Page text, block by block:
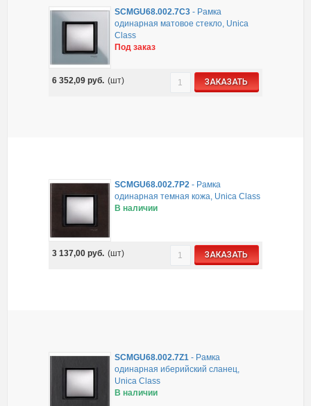
SCMGU68.002.7C3 - Рамка
одинарная матовое стекло, Unica
Class
Под заказ
6 352,09руб. (шт) ЗАКАЗАТЬ
SCMGU68.002.7P2 - Рамка
одинарная темная кожа, Unica Class
В наличии
3 137,00руб. (шт) ЗАКАЗАТЬ
SCMGU68.002.7Z1 - Рамка
одинарная иберийский сланец,
Unica Class
В наличии